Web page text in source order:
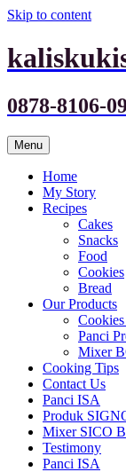
Skip to content
0878-8106-
Menu
Home
My Story
Recipes
Cakes
Snacks
Food
Cookies
Bread
Our Products
Panci
Mixer
Cooking Tips
Contact Us
Panci ISA
Produk
Mixer SICO
Testimony
Panci ISA